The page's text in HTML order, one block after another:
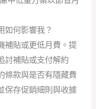
如何影響我？
補貼或更低月費。提
討補貼或支付解約
條款與是否有隱藏費
保存促銷細則與收據